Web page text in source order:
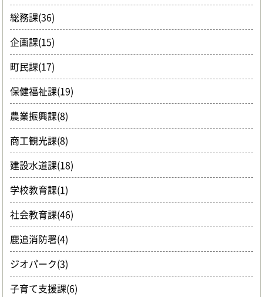
総務課(36)
企画課(15)
町民課(17)
保健福祉課(19)
農業振興課(8)
商工観光課(8)
建設水道課(18)
学校教育課(1)
社会教育課(46)
鹿追消防署(4)
ジオパーク(3)
子育て支援課(6)